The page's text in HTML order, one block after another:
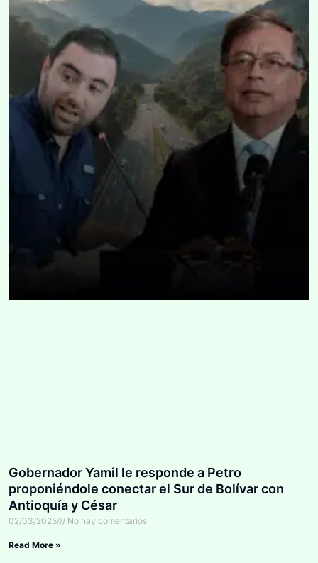
Gobernador Yamil le responde a Petro
proponiéndole conectar el Sur de Bolívar con
Antioquía y César
02/03/2025 No hay comentarios
Read More »